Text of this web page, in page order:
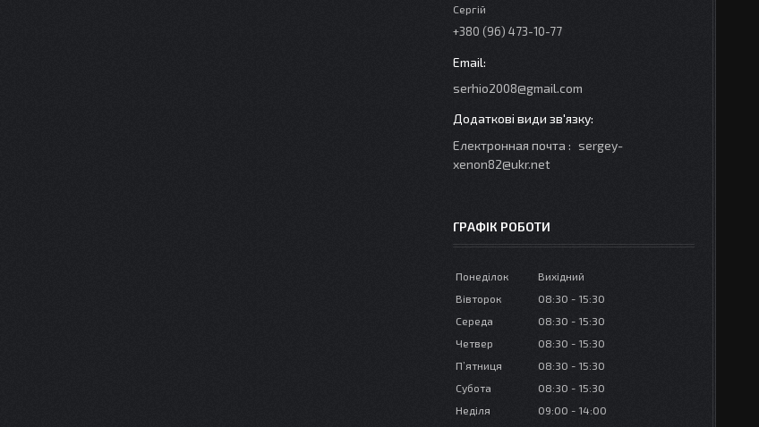
Сергій
+380 (96) 473-10-77
serhio2008@gmail.com
Електронная почта
sergey-
xenon82@ukr.net
ГРАФІК РОБОТИ
Понеділок
Вихідний
Вівторок
08:30
15:30
Середа
08:30
15:30
Четвер
08:30
15:30
Пʼятниця
08:30
15:30
Субота
08:30
15:30
Неділя
09:00 14:00